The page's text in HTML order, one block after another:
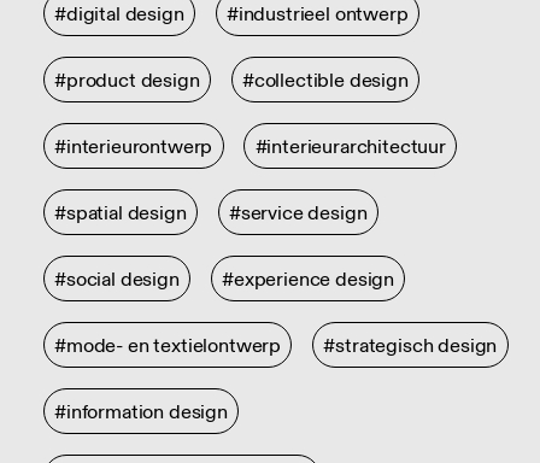
#digital design #industrieel ontwerp
#product design #collectible design
#interieurontwerp #interieurarchitectuur
#spatial design #service design
#social design #experience design
#mode- en textielontwerp #strategisch design
#information design